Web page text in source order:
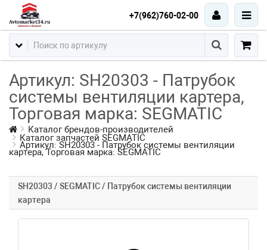
+7(962)760-02-00
Артикул: SH20303 - Патрубок
системы вентиляции картера,
Торговая марка: SEGMATIC
Каталог брендов-производителей
Каталог запчастей SEGMATIC
Артикул: SH20303 - Патрубок системы вентиляции
картера, Торговая марка: SEGMATIC
SH20303 / SEGMATIC / Патрубок системы вентиляции
картера